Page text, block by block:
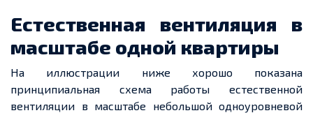
Естественная вентиляция в
масштабе одной квартиры
На иллюстрации ниже хорошо показана
принципиальная схема работы естественной
вентиляции в масштабе небольшой одноуровневой